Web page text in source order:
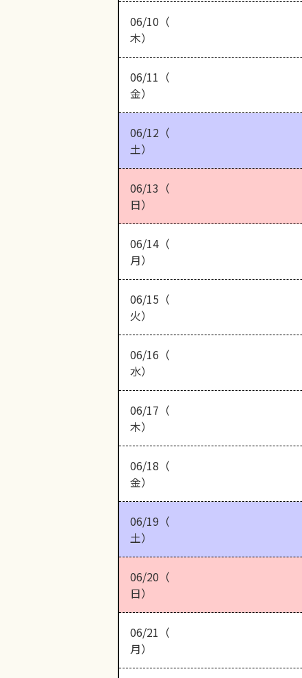
06/10（
木）
06/11（
金）
06/12（
土）
06/13（
日）
06/14（
月）
06/15（
火）
06/16（
水）
06/17（
木）
06/18（
金）
06/19（
土）
06/20（
日）
06/21（
月）